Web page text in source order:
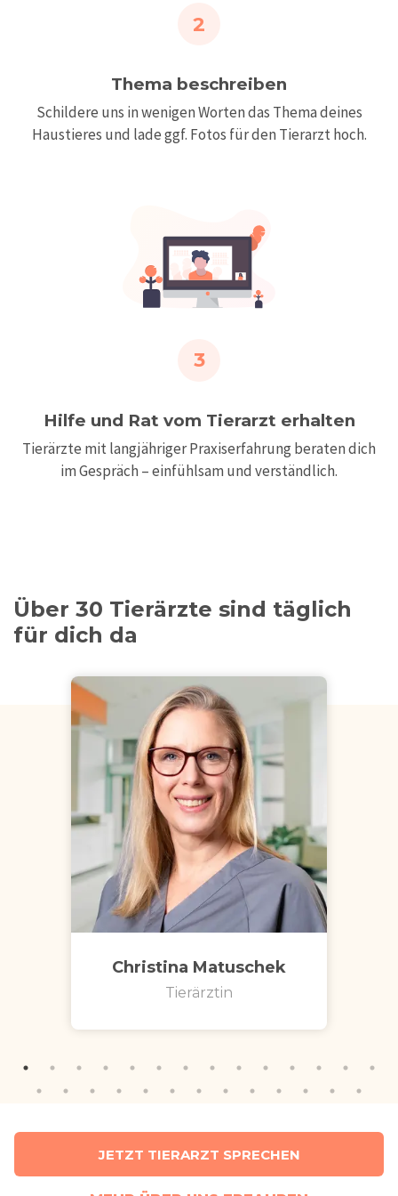
2
Thema beschreiben
Schildere uns in wenigen Worten das Thema deines
Haustieres und lade ggf. Fotos für den Tierarzt hoch.
3
Hilfe und Rat vom Tierarzt erhalten
Tierärzte mit langjähriger Praxiserfahrung beraten dich
im Gespräch – einfühlsam und verständlich.
Über 30 Tierärzte sind täglich
für dich da
Christina Matuschek
Tierärztin
JETZT TIERARZT SPRECHEN